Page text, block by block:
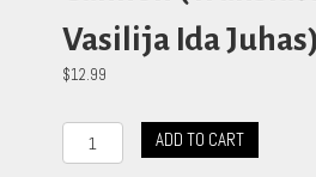
Vasilija Ida Juhas)
$12.99
Hodale
su
ADD TO CART